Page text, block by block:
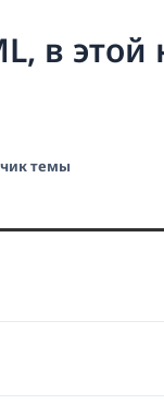
в этой
темы